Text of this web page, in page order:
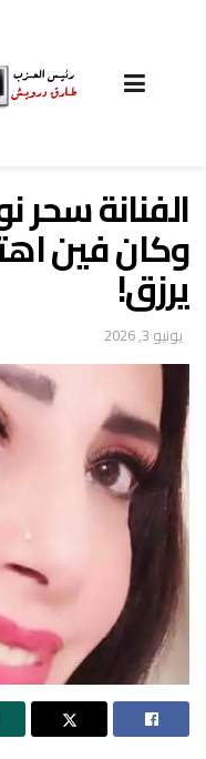
الفنانة سحر
وكان فين
يرزق!
يونيو 3, 2026